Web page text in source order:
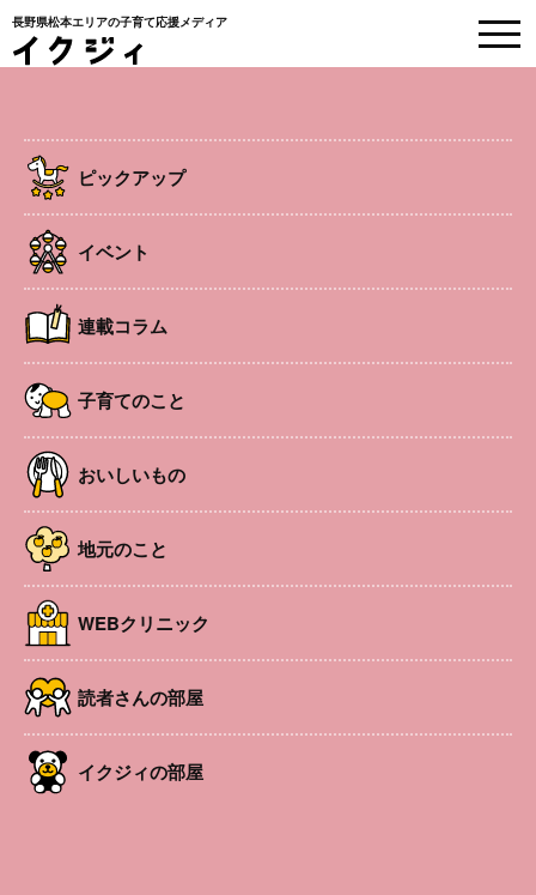
長野県松本エリアの子育て応援メディア
ピックアップ
イベント
連載コラム
子育てのこと
おいしいもの
地元のこと
WEBクリニック
読者さんの部屋
イクジィの部屋
市町村の子育て支援行事
HOME>
子育てのこと 2026.7.27
【安曇野市】子育て支援行事情報
#子育て支援 #安曇野市